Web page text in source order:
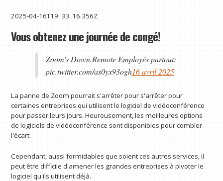
2025-04-16T19: 33: 16.356Z
Vous obtenez une journée de congé!
Zoom's Down.Remote Employés partout:
pic.twitter.com/as0yx93ogh16 avril 2025
La panne de Zoom pourrait s'arrêter pour s'arrêter pour
certaines entreprises qui utilisent le logiciel de vidéoconférence
pour passer leurs jours. Heureusement, les meilleures options
de logiciels de vidéoconférence sont disponibles pour combler
l'écart.
Cependant, aussi formidables que soient ces autres services, il
peut être difficile d'amener les grandes entreprises à pivoter le
logiciel qu'ils utilisent déjà.